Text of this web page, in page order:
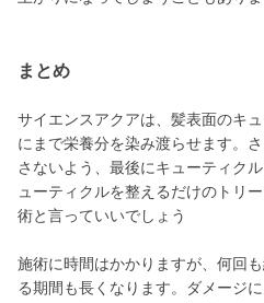
まとめ
サイエンスアクアは、髪表面のキ
にまで栄養分を染み渡らせます。
さないよう、最後にキューティク
ューティクルを整えるだけのトリ
術と言っていいでしょう
施術に時間はかかりますが、何回
る期間も長くなります。ダメージ